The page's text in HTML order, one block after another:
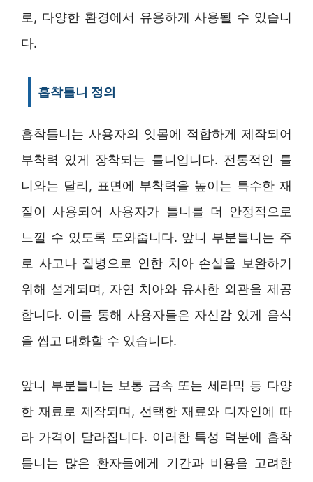
로, 다양한 환경에서 유용하게 사용될 수 있습니
다.
흡착틀니 정의
흡착틀니는 사용자의 잇몸에 적합하게 제작되어
부착력 있게 장착되는 틀니입니다. 전통적인 틀
니와는 달리, 표면에 부착력을 높이는 특수한 재
질이 사용되어 사용자가 틀니를 더 안정적으로
느낄 수 있도록 도와줍니다. 앞니 부분틀니는 주
로 사고나 질병으로 인한 치아 손실을 보완하기
위해 설계되며, 자연 치아와 유사한 외관을 제공
합니다. 이를 통해 사용자들은 자신감 있게 음식
을 씹고 대화할 수 있습니다.
앞니 부분틀니는 보통 금속 또는 세라믹 등 다양
한 재료로 제작되며, 선택한 재료와 디자인에 따
라 가격이 달라집니다. 이러한 특성 덕분에 흡착
틀니는 많은 환자들에게 기간과 비용을 고려한